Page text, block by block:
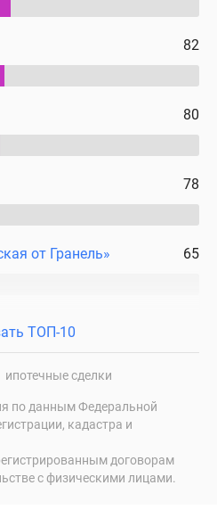
82
80
78
от Гранель» 65
ТОП-10
ипотечные сделки
по данным Федеральной
кадастра и
договорам
с физическими лицами.